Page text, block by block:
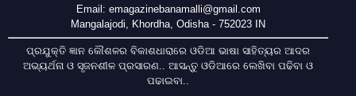
Email: emagazinebanamalli@gmail.com
Mangalajodi, Khordha, Odisha - 752023 IN
ପ୍ରଯୁକ୍ତି ଜ୍ଞାନ କୌଶଳର ବିକାଶଧାରାରେ ଓଡିଆ ଭାଷା ସାହିତ୍ୟର ଆଦର
ଅଭ୍ୟର୍ଥନା ଓ ସୃଜନଶୀଳ ପ୍ରସାରଣ.. ଆସନ୍ତୁ ଓଡିଆରେ ଲେଖିବା ପଢିବା ଓ
ପଢାଇବା..